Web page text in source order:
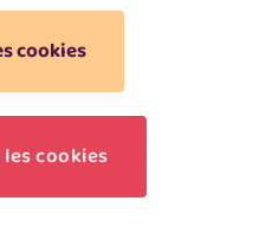
cookies
cookies